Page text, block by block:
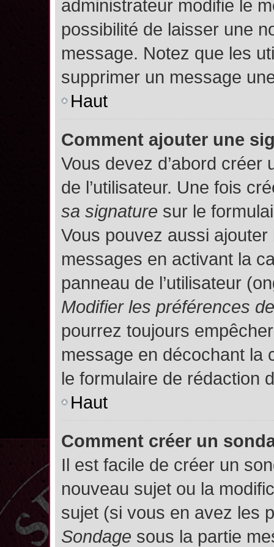
administrateur modifie le
possibilité de laisser une
message. Notez que les
supprimer un message
Haut
Comment ajouter une
Vous devez d’abord
de l’utilisateur. Une fois
sa signature sur le
Vous pouvez aussi
messages en activant la
panneau de l’utilisateur
Modifier les préférences
pourrez toujours
message en décochant la
le formulaire de rédaction
Haut
Comment créer un
Il est facile de créer un
nouveau sujet ou la
sujet (si vous en avez les
Sondage sous la partie